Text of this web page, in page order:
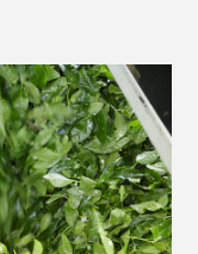
と体に染みこませ
い、という真心が